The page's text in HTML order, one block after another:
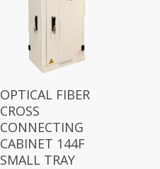
OPTICAL FIBER
CROSS
CONNECTING
CABINET 144F
SMALL TRAY